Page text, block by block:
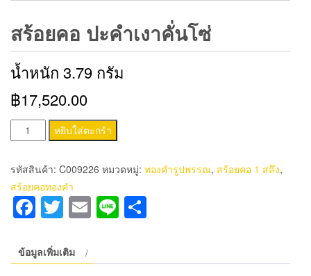
สร้อยคอ ปะคำเงาคั่นโซ่
น้ำหนัก 3.79 กรัม
฿17,520.00
จำนวน
สร้อย
ปะ
คำ
เงา
โซ่
ชิ้น
หยิบใส่ตะกร้า
รหัสสินค้า: C009226 หมวดหมู่: ทองคำรูปพรรณ, สร้อยคอ 1 สลึง,
สร้อยคอทองคำ
Facebook
Twitter
Email
Line
ข้อมูลเพิ่มเติม